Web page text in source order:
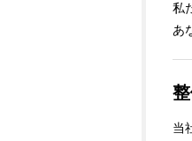
私
あ
当